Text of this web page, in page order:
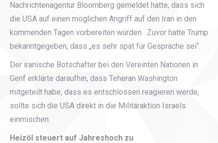
Nachrichtenagentur Bloomberg gemeldet hatte, dass sich
die USA auf einen möglichen Angriff auf den Iran in den
kommenden Tagen vorbereiten würden. Zuvor hatte Trump
bekanntgegeben, dass „es sehr spät für Gespräche sei“.
Der iranische Botschafter bei den Vereinten Nationen in
Genf erklärte daraufhin, dass Teheran Washington
mitgeteilt habe, dass es entschlossen reagieren werde,
sollte sich die USA direkt in die Militäraktion Israels
einmischen.
Heizöl steuert auf Jahreshoch zu